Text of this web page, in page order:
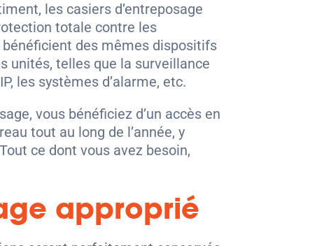
les casiers d’entreposage
totale contre les
des mêmes dispositifs
unités, telles que la surveillance
les systèmes d’alarme, etc.
vous bénéficiez d’un accès en
tout au long de l’année, y
ce dont vous avez besoin,
approprié